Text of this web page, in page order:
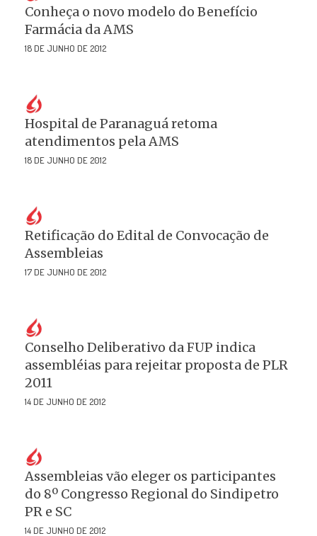
Conheça o novo modelo do Benefício
Farmácia da AMS
18 DE JUNHO DE 2012
Hospital de Paranaguá retoma
atendimentos pela AMS
18 DE JUNHO DE 2012
Retificação do Edital de Convocação de
Assembleias
17 DE JUNHO DE 2012
Conselho Deliberativo da FUP indica
assembléias para rejeitar proposta de PLR
2011
14 DE JUNHO DE 2012
Assembleias vão eleger os participantes
do 8º Congresso Regional do Sindipetro
PR e SC
14 DE JUNHO DE 2012